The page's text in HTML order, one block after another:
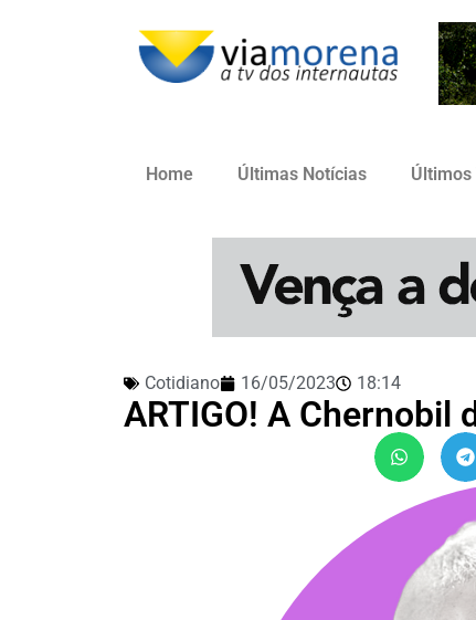
Home Últimas Notícias Últimos
Cotidiano 16/05/2023 18:14
ARTIGO! A Chernobil